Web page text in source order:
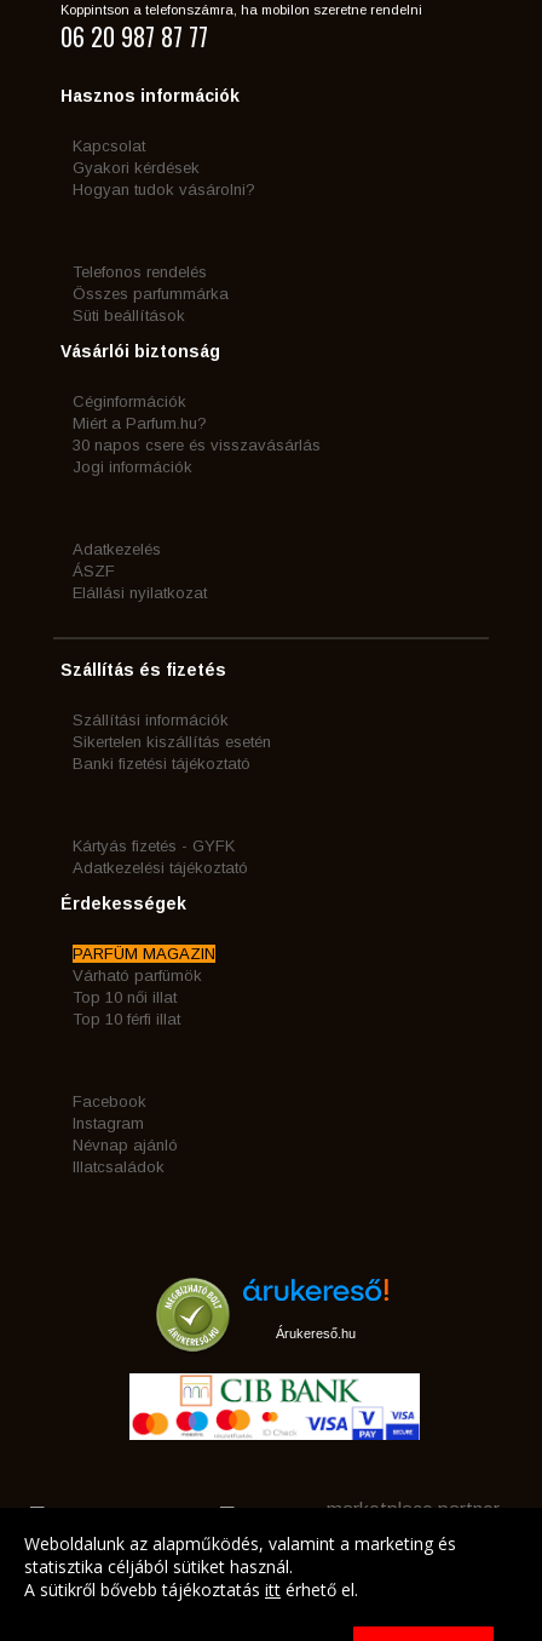
Koppintson a telefonszámra, ha mobilon szeretne rendelni
06 20 987 87 77
Hasznos információk
Kapcsolat
Gyakori kérdések
Hogyan tudok vásárolni?
Telefonos rendelés
Összes parfummárka
Süti beállítások
Vásárlói biztonság
Céginformációk
Miért a Parfum.hu?
30 napos csere és visszavásárlás
Jogi információk
Adatkezelés
ÁSZF
Elállási nyilatkozat
Szállítás és fizetés
Szállítási információk
Sikertelen kiszállítás esetén
Banki fizetési tájékoztató
Kártyás fizetés - GYFK
Adatkezelési tájékoztató
Érdekességek
PARFÜM MAGAZIN
Várható parfümök
Top 10 női illat
Top 10 férfi illat
Facebook
Instagram
Névnap ajánló
Illatcsaládok
Árukereső.hu
marketplace partner
Weboldalunk az alapműködés, valamint a marketing és
statisztika céljából sütiket használ.
A sütikről bővebb tájékoztatás itt érhető el.